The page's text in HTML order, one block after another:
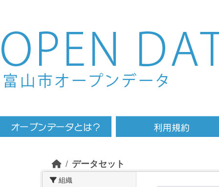
Skip to main content
データセット
組織